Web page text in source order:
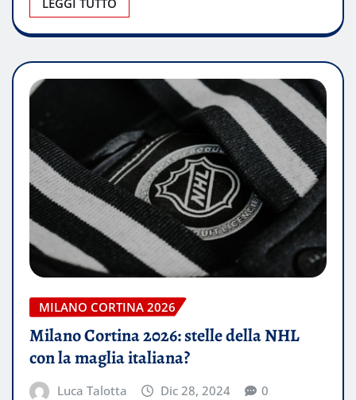
LEGGI TUTTO
MILANO CORTINA 2026
Milano Cortina 2026: stelle della NHL
con la maglia italiana?
Luca Talotta Dic 28, 2024 0